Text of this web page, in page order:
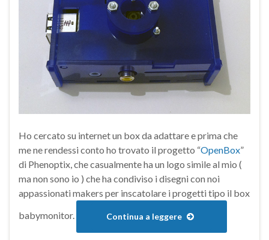
Ho cercato su internet un box da adattare e prima che
me ne rendessi conto ho trovato il progetto “OpenBox”
di Phenoptix, che casualmente ha un logo simile al mio (
ma non sono io ) che ha condiviso i disegni con noi
appassionati makers per inscatolare i progetti tipo il box
babymonitor.
Continua a leggere